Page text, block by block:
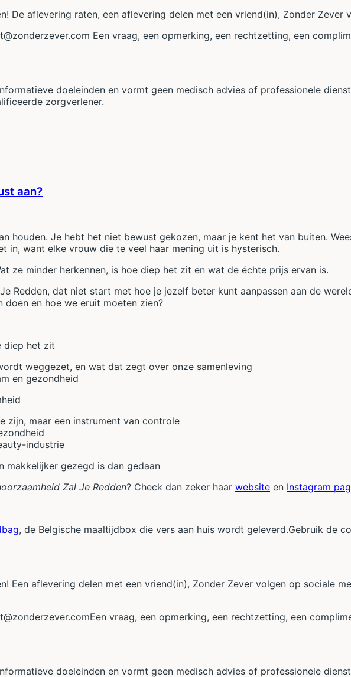
De aflevering raten, een aflevering delen met een vriend(in), Zonder Zever
Een vraag, een opmerking, een rechtzetting, een
doeleinden en vormt geen medisch advies of professionele
zorgverlener.
aan?
houden. Je hebt het niet bewust gekozen, maar je kent het van buiten.
in, want elke vrouw die te veel haar mening uit is hysterisch.
ze minder herkennen, is hoe diep het zit en wat de échte prijs ervan is.
Redden, dat niet start met hoe je jezelf beter kunt aanpassen aan de
doen en hoe we eruit moeten zien?
diep het zit
weggezet, en wat dat zegt over onze samenleving
en gezondheid
zijn, maar een instrument van controle
industrie
makkelijker gezegd is dan gedaan
Zal Je Redden? Check dan zeker haar website en Instagram
, de Belgische maaltijdbox die vers aan huis wordt geleverd.Gebruik de
Een aflevering delen met een vriend(in), Zonder Zever volgen op sociale
⁠⁠⁠Een vraag, een opmerking, een rechtzetting, een
doeleinden en vormt geen medisch advies of professionele